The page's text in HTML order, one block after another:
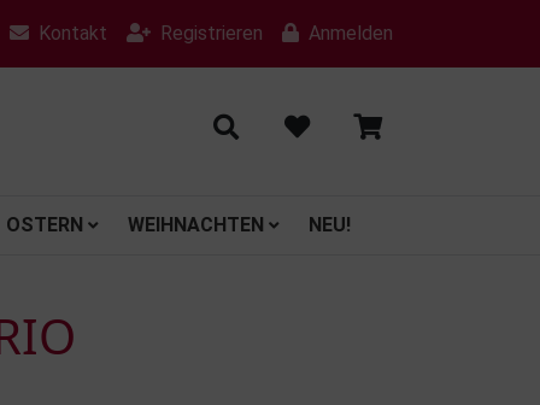
Kontakt Registrieren Anmelden
OSTERN WEIHNACHTEN NEU!